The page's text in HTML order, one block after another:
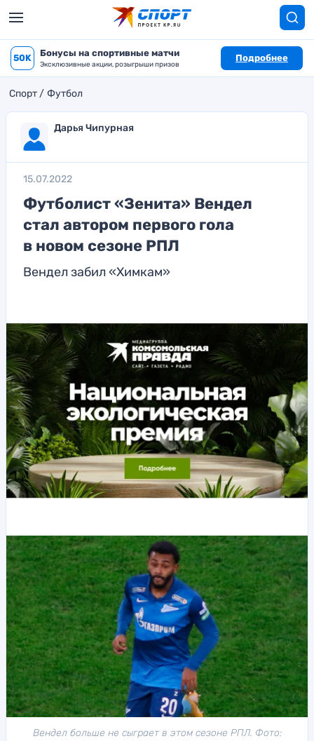
50K Бонусы на спортивные матчи
Эксклюзивные акции, розыгрыши призов
Подробнее
Спорт Футбол
Дарья Чипурная
15.07.2022
Футболист «Зенита» Вендел
стал автором первого гола
в новом сезоне РПЛ
Вендел забил «Химкам»
Вендел больше не сыграет в этом сезоне РПЛ. Фото: